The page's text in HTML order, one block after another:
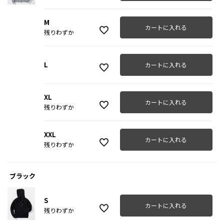
M
残りわずか
カートに入れる
L カートに入れる
XL
残りわずか
カートに入れる
XXL
残りわずか
カートに入れる
ブラック
S
残りわずか
カートに入れる